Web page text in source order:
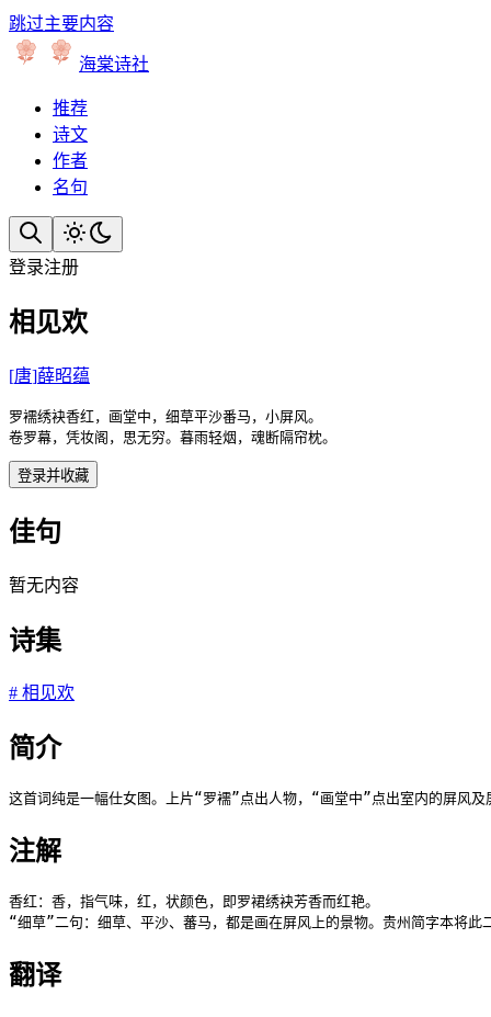
跳过主要内容
海棠诗社
推荐
诗文
作者
名句
登录注册
相见欢
[唐]薛昭蕴
罗襦绣袂香红，画堂中，细草平沙番马，小屏风。
卷罗幕，凭妆阁，思无穷。暮雨轻烟，魂断隔帘枕。
登录并收藏
佳句
暂无内容
诗集
# 相见欢
简介
这首词纯是一幅仕女图。上片“罗襦”点出人物，“画堂中”点出室内的屏风
注解
香红：香，指气味，红，状颜色，即罗裙绣袂芳香而红艳。
“细草”二句：细草、平沙、蕃马，都是画在屏风上的景物。贵州简字本将
翻译